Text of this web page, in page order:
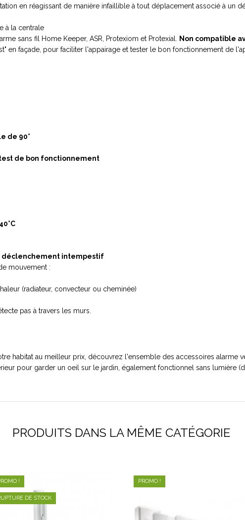
en réagissant de manière infaillible à tout déplacement associé à un
à la centrale
sans fil Home Keeper, ASR, Protexiom et Protexial.
Non compatible
en façade, pour faciliter l'appairage et tester le bon fonctionnement de
de 90°
de bon fonctionnement
déclenchement intempestif
mouvement :
(radiateur, convecteur ou cheminée)
pas à travers les murs.
habitat au meilleur prix, découvrez l'ensemble des accessoires alarme
pour garder un oeil sur le jardin, également fonctionnel sans lumière
PRODUITS DANS LA MÊME CATÉGORIE
!
DE STOCK
PROMO !